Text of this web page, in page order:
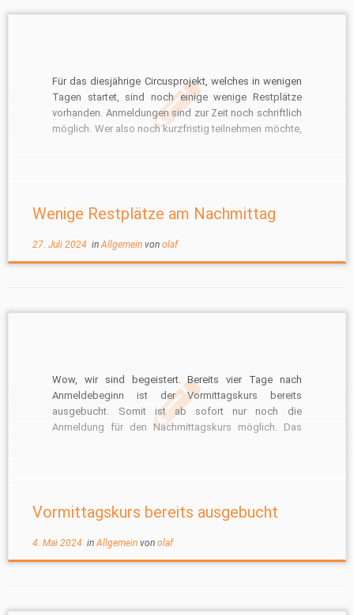
Für das diesjährige Circusprojekt, welches in wenigen
Tagen startet, sind noch einige wenige Restplätze
vorhanden. Anmeldungen sind zur Zeit noch schriftlich
möglich. Wer also noch kurzfristig teilnehmen möchte,
Wenige Restplätze am Nachmittag
27. Juli 2024 inAllgemein von olaf
Wow, wir sind begeistert. Bereits vier Tage nach
Anmeldebeginn ist der Vormittagskurs bereits
ausgebucht. Somit ist ab sofort nur noch die
Anmeldung für den Nachmittagskurs möglich. Das
Vormittagskurs bereits ausgebucht
4. Mai 2024 inAllgemein von olaf